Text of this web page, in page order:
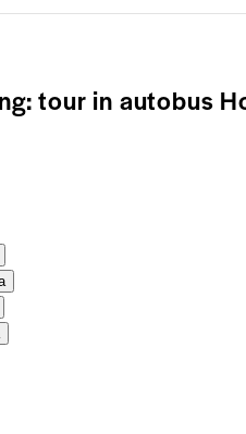
tour in autobus